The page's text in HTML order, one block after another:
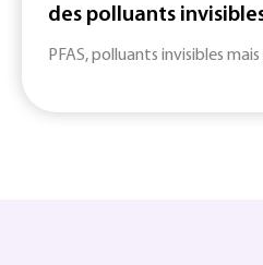
des polluants
PFAS, polluants invisibles